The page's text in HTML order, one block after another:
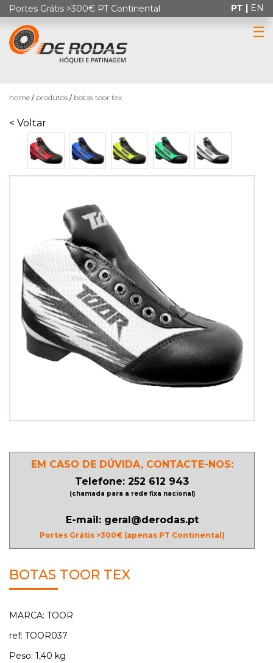
Portes Grátis >300€ PT Continental
PATINAGEM
PATINAGEM
NO
GELO
LINHA
ROLLER
☰
PT | EN
home produtos botas toor tex
< Voltar
EM CASO DE DÚVIDA, CONTACTE-NOS:
Telefone: 252 612 943
(chamada para a rede fixa nacional)
E-mail: geral@derodas.pt
Portes Grátis >300€ (apenas PT Continental)
BOTAS TOOR TEX
MARCA: TOOR
ref: TOOR037
Peso: 1,40 kg